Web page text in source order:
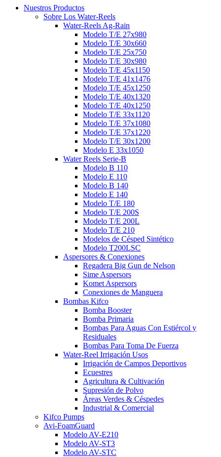
Nuestros Productos
Sobre Los Water-Reels
Water-Reels Ag-Rain
Modelo T/E 27x980
Modelo T/E 30x660
Modelo T/E 25x750
Modelo T/E 30x980
Modelo T/E 45x1150
Modelo T/E 41x1476
Modelo T/E 45x1250
Modelo T/E 40x1320
Modelo T/E 40x1250
Modelo T/E 33x1120
Modelo T/E 37x1080
Modelo T/E 37x1220
Modelo T/E 30x1200
Modelo E 33x1050
Water Reels Serie-B
Modelo B 110
Modelo E 110
Modelo B 140
Modelo E 140
Modelo T/E 180
Modelo T/E 200S
Modelo T/E 200L
Modelo T/E 210
Modelos de Césped Sintético
Modelo T200LSC
Aspersores & Conexiones
Regadera Big Gun de Nelson
Sime Aspersors
Komet Aspersors
Conexiones de Manguera
Bombas Kifco
Bomba Booster
Bomba Primaria
Bombas Para Aguas Con Estiércol y
Residuales
Bombas Para Toma De Fuerza
Water-Reel Irrigación Usos
Irrigación de Campos Deportivos
Ecuestres
Agricultura & Cultivación
Supresión de Polvo
Áreas Verdes & Céspedes
Industrial & Comercial
Kifco Pumps
Avi-FoamGuard
Modelo AV-E210
Modelo AV-ST3
Modelo AV-STC